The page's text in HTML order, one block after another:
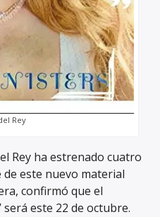
Rey
Rey ha estrenado cuatro
este nuevo material
confirmó que el
será este 22 de octubre.